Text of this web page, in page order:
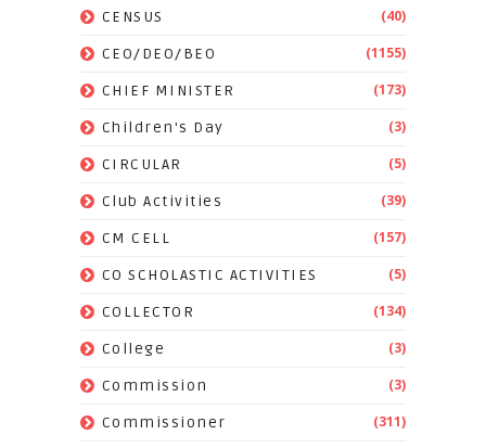
CENSUS (40)
CEO/DEO/BEO (1155)
CHIEF MINISTER (173)
Children's Day (3)
CIRCULAR (5)
Club Activities (39)
CM CELL (157)
CO SCHOLASTIC ACTIVITIES (5)
COLLECTOR (134)
College (3)
Commission (3)
Commissioner (311)